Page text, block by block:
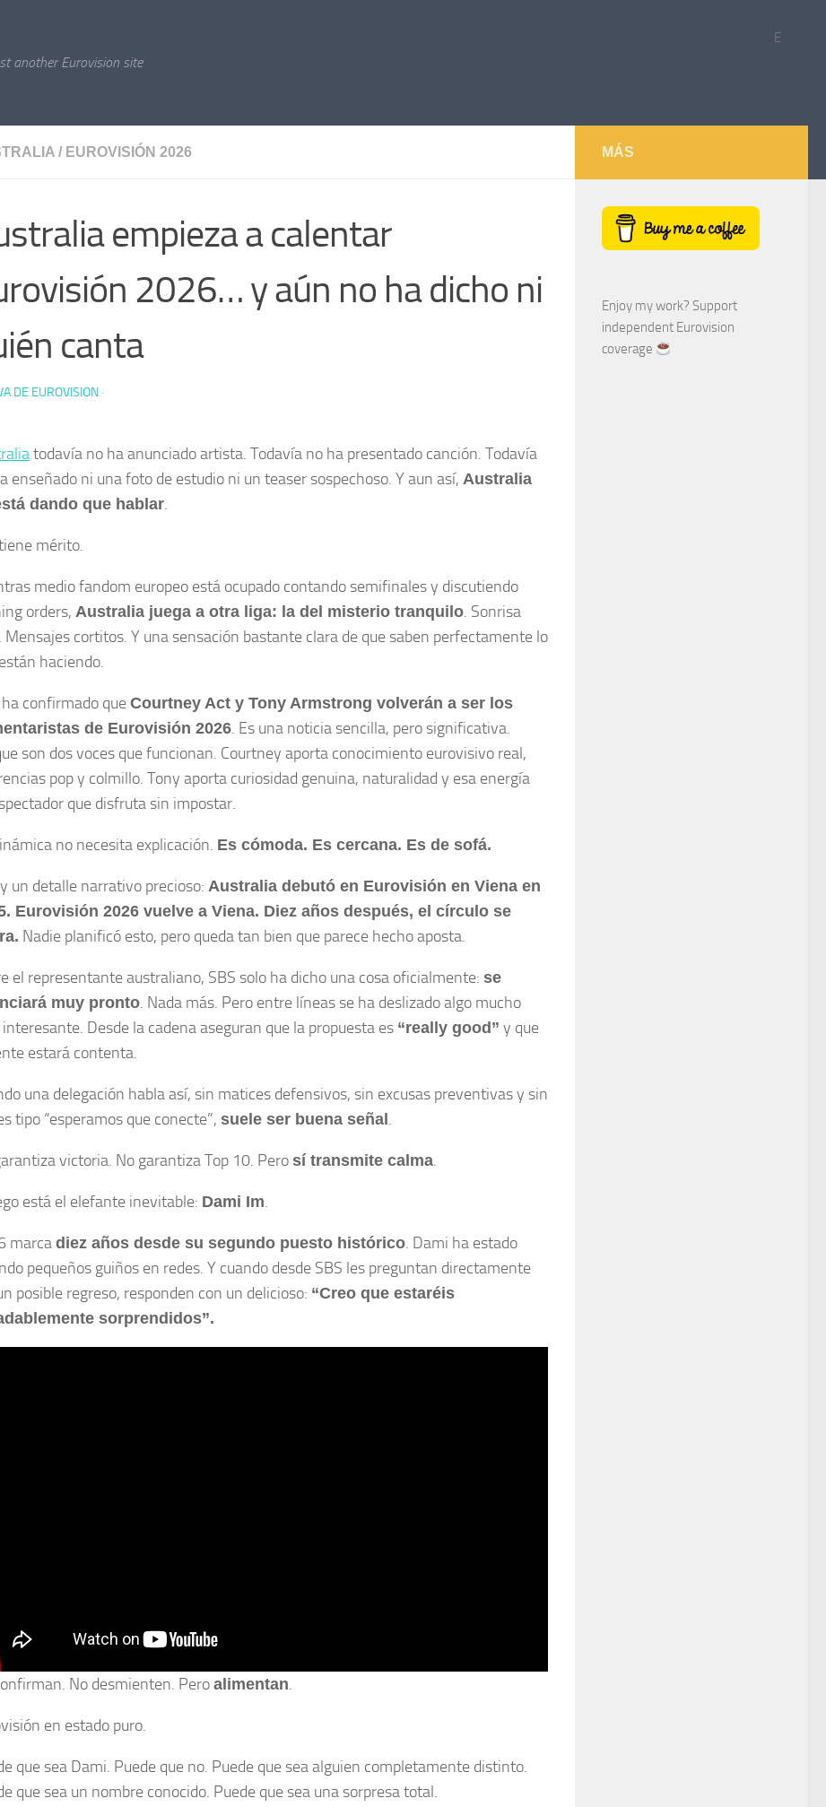
another Eurovision site
E
/ EUROVISIÓN 2026
empieza a calentar
2026… y aún no ha dicho ni
canta
DE EUROVISION ·
todavía no ha anunciado artista. Todavía no ha presentado canción. Todavía
enseñado ni una foto de estudio ni un teaser sospechoso. Y aun así, Australia
dando que hablar.
mérito.
medio fandom europeo está ocupado contando semifinales y discutiendo
orders, Australia juega a otra liga: la del misterio tranquilo. Sonrisa
Mensajes cortitos. Y una sensación bastante clara de que saben perfectamente lo
haciendo.
ha confirmado que Courtney Act y Tony Armstrong volverán a ser los
de Eurovisión 2026. Es una noticia sencilla, pero significativa.
son dos voces que funcionan. Courtney aporta conocimiento eurovisivo real,
pop y colmillo. Tony aporta curiosidad genuina, naturalidad y esa energía
que disfruta sin impostar.
no necesita explicación. Es cómoda. Es cercana. Es de sofá.
un detalle narrativo precioso: Australia debutó en Eurovisión en Viena en
Eurovisión 2026 vuelve a Viena. Diez años después, el círculo se
Nadie planificó esto, pero queda tan bien que parece hecho aposta.
el representante australiano, SBS solo ha dicho una cosa oficialmente: se
muy pronto. Nada más. Pero entre líneas se ha deslizado algo mucho
Desde la cadena aseguran que la propuesta es “really good” y que
estará contenta.
una delegación habla así, sin matices defensivos, sin excusas preventivas y sin
tipo “esperamos que conecte”, suele ser buena señal .
victoria. No garantiza Top 10. Pero sí transmite calma.
está el elefante inevitable: Dami Im.
marca diez años desde su segundo puesto histórico. Dami ha estado
pequeños guiños en redes. Y cuando desde SBS les preguntan directamente
posible regreso, responden con un delicioso: “Creo que estaréis
sorprendidos”.
No desmienten. Pero alimentan.
en estado puro.
que sea Dami. Puede que no. Puede que sea alguien completamente distinto.
que sea un nombre conocido. Puede que sea una sorpresa total.
MÁS
Enjoy my work? Support
independent Eurovision
coverage